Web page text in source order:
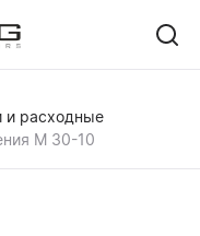
и расходные
М 30-10